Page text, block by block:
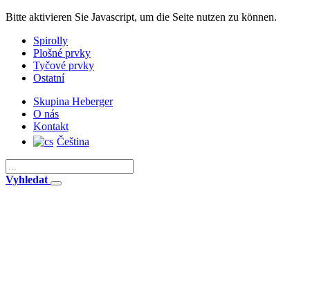
Bitte aktivieren Sie Javascript, um die Seite nutzen zu können.
Spirolly
Plošné prvky
Tyčové prvky
Ostatní
Skupina Heberger
O nás
Kontakt
Čeština
Vyhledat